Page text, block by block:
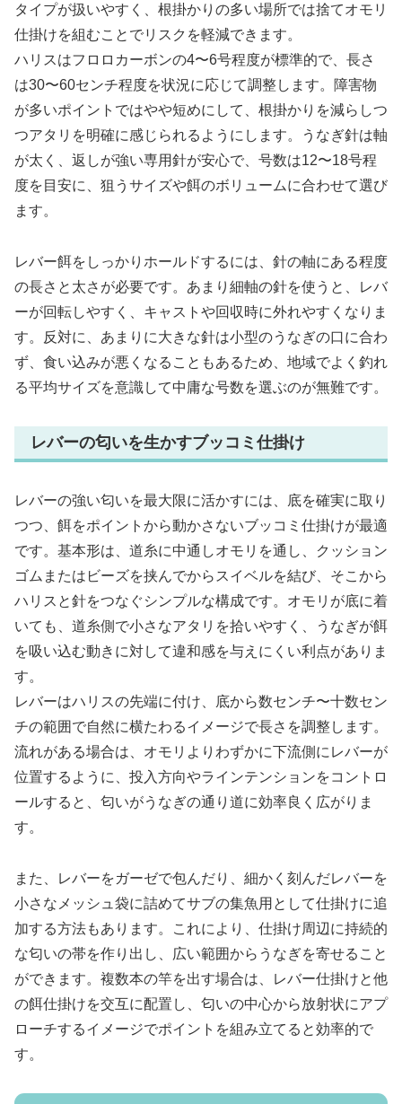
タイプが扱いやすく、根掛かりの多い場所では捨てオモリ
仕掛けを組むことでリスクを軽減できます。
ハリスはフロロカーボンの4〜6号程度が標準的で、長さ
は30〜60センチ程度を状況に応じて調整します。障害物
が多いポイントではやや短めにして、根掛かりを減らしつ
つアタリを明確に感じられるようにします。うなぎ針は軸
が太く、返しが強い専用針が安心で、号数は12〜18号程
度を目安に、狙うサイズや餌のボリュームに合わせて選び
ます。
レバー餌をしっかりホールドするには、針の軸にある程度
の長さと太さが必要です。あまり細軸の針を使うと、レバ
ーが回転しやすく、キャストや回収時に外れやすくなりま
す。反対に、あまりに大きな針は小型のうなぎの口に合わ
ず、食い込みが悪くなることもあるため、地域でよく釣れ
る平均サイズを意識して中庸な号数を選ぶのが無難です。
レバーの匂いを生かすブッコミ仕掛け
レバーの強い匂いを最大限に活かすには、底を確実に取り
つつ、餌をポイントから動かさないブッコミ仕掛けが最適
です。基本形は、道糸に中通しオモリを通し、クッション
ゴムまたはビーズを挟んでからスイベルを結び、そこから
ハリスと針をつなぐシンプルな構成です。オモリが底に着
いても、道糸側で小さなアタリを拾いやすく、うなぎが餌
を吸い込む動きに対して違和感を与えにくい利点がありま
す。
レバーはハリスの先端に付け、底から数センチ〜十数セン
チの範囲で自然に横たわるイメージで長さを調整します。
流れがある場合は、オモリよりわずかに下流側にレバーが
位置するように、投入方向やラインテンションをコントロ
ールすると、匂いがうなぎの通り道に効率良く広がりま
す。
また、レバーをガーゼで包んだり、細かく刻んだレバーを
小さなメッシュ袋に詰めてサブの集魚用として仕掛けに追
加する方法もあります。これにより、仕掛け周辺に持続的
な匂いの帯を作り出し、広い範囲からうなぎを寄せること
ができます。複数本の竿を出す場合は、レバー仕掛けと他
の餌仕掛けを交互に配置し、匂いの中心から放射状にアプ
ローチするイメージでポイントを組み立てると効率的で
す。